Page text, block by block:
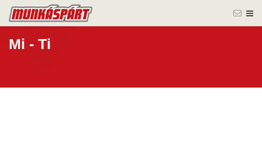
Mi - Ti